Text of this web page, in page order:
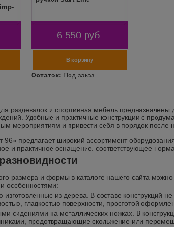
6 550 руб.
раздевалок и спортивная мебель предназначены
Удобные и практичные конструкции с
мероприятиям и привести себя в порядок после
96» предлагает широкий ассортимент
и практичное оснащение, соответствующее
размера и формы в каталоге нашего сайта можно
особенностями:
изготовленные из дерева. В составе конструкций
гладкостью поверхности, простотой
сидениями на металлических ножках. В
предотвращающие скольжение или